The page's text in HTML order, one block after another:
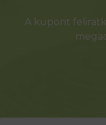
A kupont